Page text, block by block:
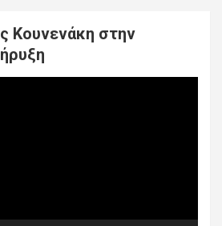
Κουνενάκη στην